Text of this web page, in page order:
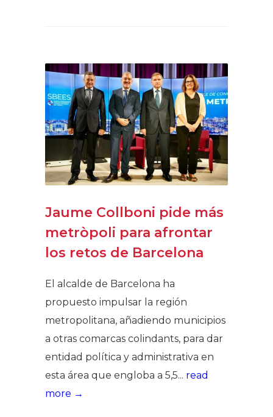
Jaume Collboni pide más
metròpoli para afrontar
los retos de Barcelona
El alcalde de Barcelona ha
propuesto impulsar la región
metropolitana, añadiendo municipios
a otras comarcas colindants, para dar
entidad política y administrativa en
esta área que engloba a 5,5... read
more →